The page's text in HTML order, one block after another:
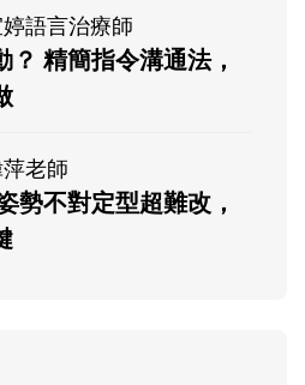
語言治療師
精簡指令溝通法，
老師
勢不對定型超難改，